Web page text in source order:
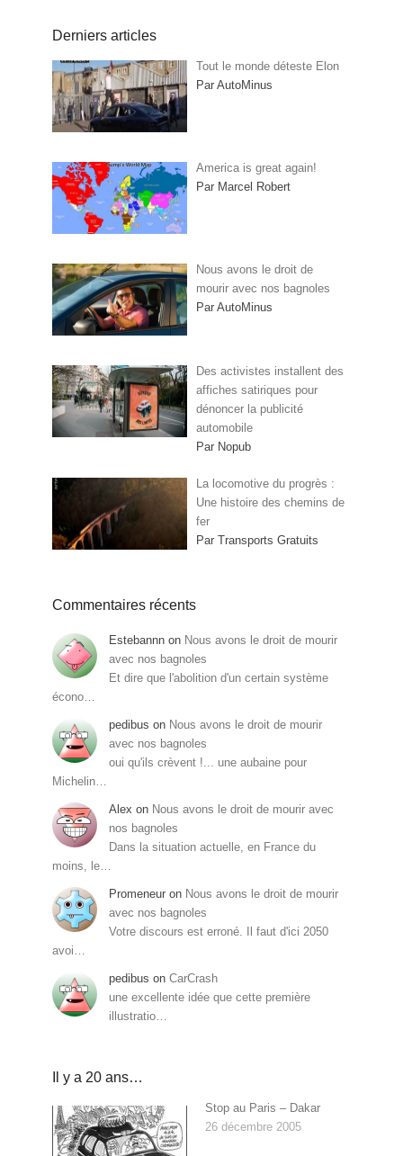
Derniers articles
Tout le monde déteste Elon
Par AutoMinus
America is great again!
Par Marcel Robert
Nous avons le droit de
mourir avec nos bagnoles
Par AutoMinus
Des activistes installent des
affiches satiriques pour
dénoncer la publicité
automobile
Par Nopub
La locomotive du progrès :
Une histoire des chemins de
fer
Par Transports Gratuits
Commentaires récents
Estebannn on Nous avons le droit de mourir
avec nos bagnoles
Et dire que l'abolition d'un certain système
écono…
pedibus on Nous avons le droit de mourir
avec nos bagnoles
oui qu'ils crèvent !... une aubaine pour
Michelin…
Alex on Nous avons le droit de mourir avec
nos bagnoles
Dans la situation actuelle, en France du
moins, le…
Promeneur on Nous avons le droit de mourir
avec nos bagnoles
Votre discours est erroné. Il faut d'ici 2050
avoi…
pedibus on CarCrash
une excellente idée que cette première
illustratio…
Il y a 20 ans…
Stop au Paris – Dakar
26 décembre 2005